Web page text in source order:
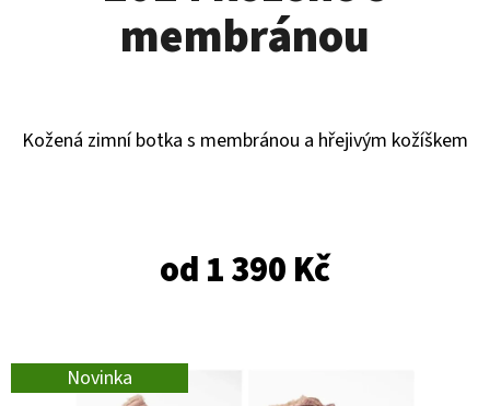
membránou
Kožená zimní botka s membránou a hřejivým kožíškem
od1 390 Kč
Novinka
Ř
E